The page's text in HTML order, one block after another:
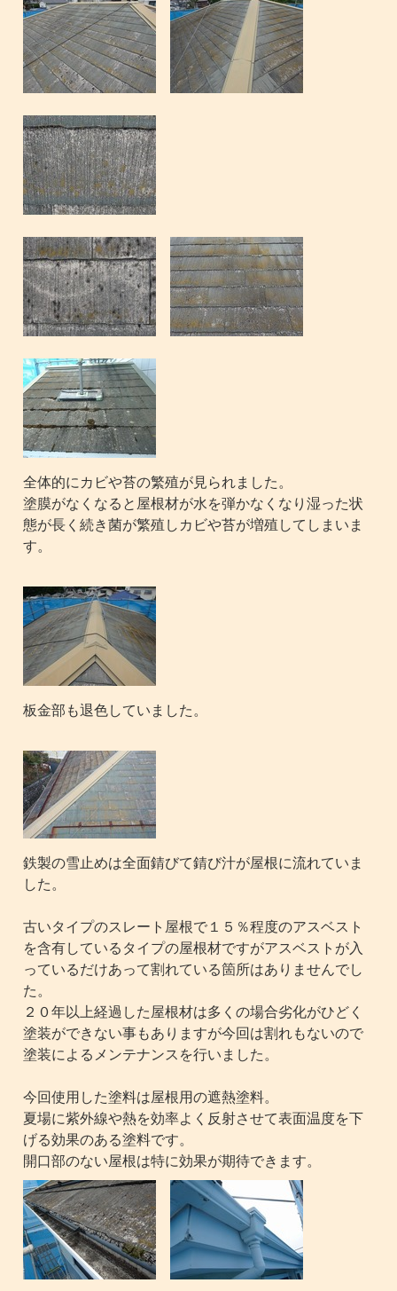
全体的にカビや苔の繁殖が見られました。
塗膜がなくなると屋根材が水を弾かなくなり湿った状
態が長く続き菌が繁殖しカビや苔が増殖してしまいま
す。
板金部も退色していました。
鉄製の雪止めは全面錆びて錆び汁が屋根に流れていま
した。
古いタイプのスレート屋根で１５％程度のアスベスト
を含有しているタイプの屋根材ですがアスベストが入
っているだけあって割れている箇所はありませんでし
た。
２０年以上経過した屋根材は多くの場合劣化がひどく
塗装ができない事もありますが今回は割れもないので
塗装によるメンテナンスを行いました。
今回使用した塗料は屋根用の遮熱塗料。
夏場に紫外線や熱を効率よく反射させて表面温度を下
げる効果のある塗料です。
開口部のない屋根は特に効果が期待できます。